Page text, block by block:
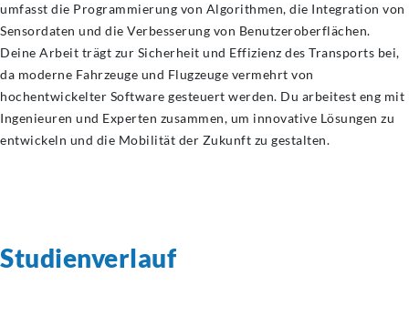
umfasst die Programmierung von Algorithmen, die Integration von
Sensordaten und die Verbesserung von Benutzeroberflächen.
Deine Arbeit trägt zur Sicherheit und Effizienz des Transports bei,
da moderne Fahrzeuge und Flugzeuge vermehrt von
hochentwickelter Software gesteuert werden. Du arbeitest eng mit
Ingenieuren und Experten zusammen, um innovative Lösungen zu
entwickeln und die Mobilität der Zukunft zu gestalten.
Studienverlauf